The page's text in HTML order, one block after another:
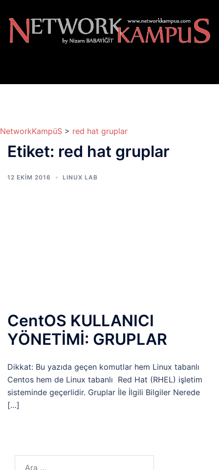
atla
NetworkKampüS > red hat gruplar
Etiket: red hat gruplar
12 EKIM 2016 LINUX LAB
CentOS KULLANICI
YÖNETİMİ: GRUPLAR
Dikkat: Bu yazıda geçen komutlar hem Linux tabanlı
Centos hem de Linux tabanlı Red Hat (RHEL) işletim
sisteminde geçerlidir. Gruplar İle İlgili Bilgiler Nerede
[…]